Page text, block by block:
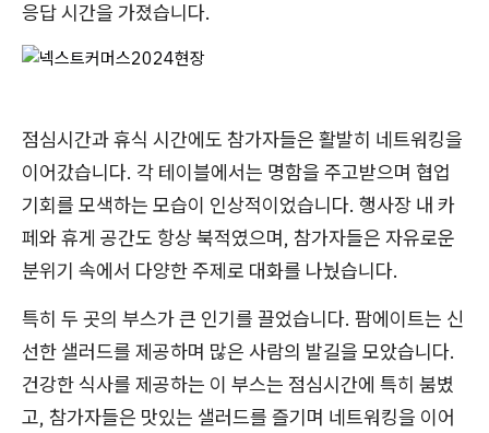
응답 시간을 가졌습니다.
점심시간과 휴식 시간에도 참가자들은 활발히 네트워킹을
이어갔습니다. 각 테이블에서는 명함을 주고받으며 협업
기회를 모색하는 모습이 인상적이었습니다. 행사장 내 카
페와 휴게 공간도 항상 북적였으며, 참가자들은 자유로운
분위기 속에서 다양한 주제로 대화를 나눴습니다.
특히 두 곳의 부스가 큰 인기를 끌었습니다. 팜에이트는 신
선한 샐러드를 제공하며 많은 사람의 발길을 모았습니다.
건강한 식사를 제공하는 이 부스는 점심시간에 특히 붐볐
고, 참가자들은 맛있는 샐러드를 즐기며 네트워킹을 이어